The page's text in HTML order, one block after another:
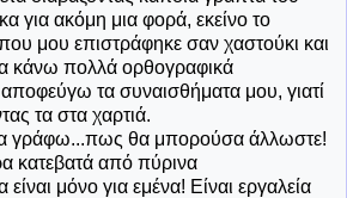
για ακόμη μια φορά, εκείνο το
μου επιστράφηκε σαν χαστούκι και
κάνω πολλά ορθογραφικά
τα συναισθήματα μου, γιατί
τα στα χαρτιά.
γράφω...πως θα μπορούσα άλλωστε!
κατεβατά από πύρινα
μόνο για εμένα! Είναι εργαλεία